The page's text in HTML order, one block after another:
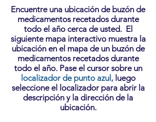
Pistola de farmacia
Walgreens | 2289
Gunbarrel Rd., 37421 |
Teléfono: 423.892.4932
Farmacia Walgreens –
Hixson | 5478 Carretera
153, 37343 | Teléfono:
423.875.0855
Encuentre una ubicación de buzón de
medicamentos recetados durante
todo el año cerca de usted. El
siguiente mapa interactivo muestra la
ubicación en el mapa de un buzón de
medicamentos recetados durante
todo el año. Pase el cursor sobre un
localizador de punto azul,luego
seleccione el localizador para abrir la
descripción y la dirección de la
ubicación.